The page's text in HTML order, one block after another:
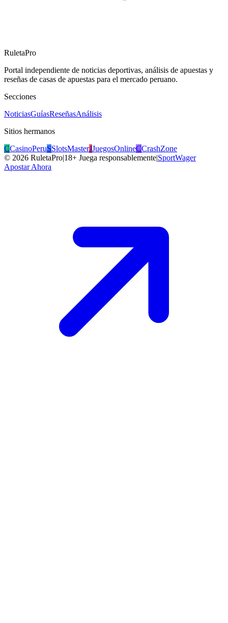
RuletaPro
Portal independiente de noticias deportivas, análisis de apuestas y
reseñas de casas de apuestas para el mercado peruano.
Secciones
NoticiasGuíasReseñasAnálisis
Sitios hermanos
CCasinoPeruSSlotsMasterJJuegosOnlineCCrashZone
© 2026 RuletaPro|18+ Juega responsablemente|SportWager
Apostar Ahora